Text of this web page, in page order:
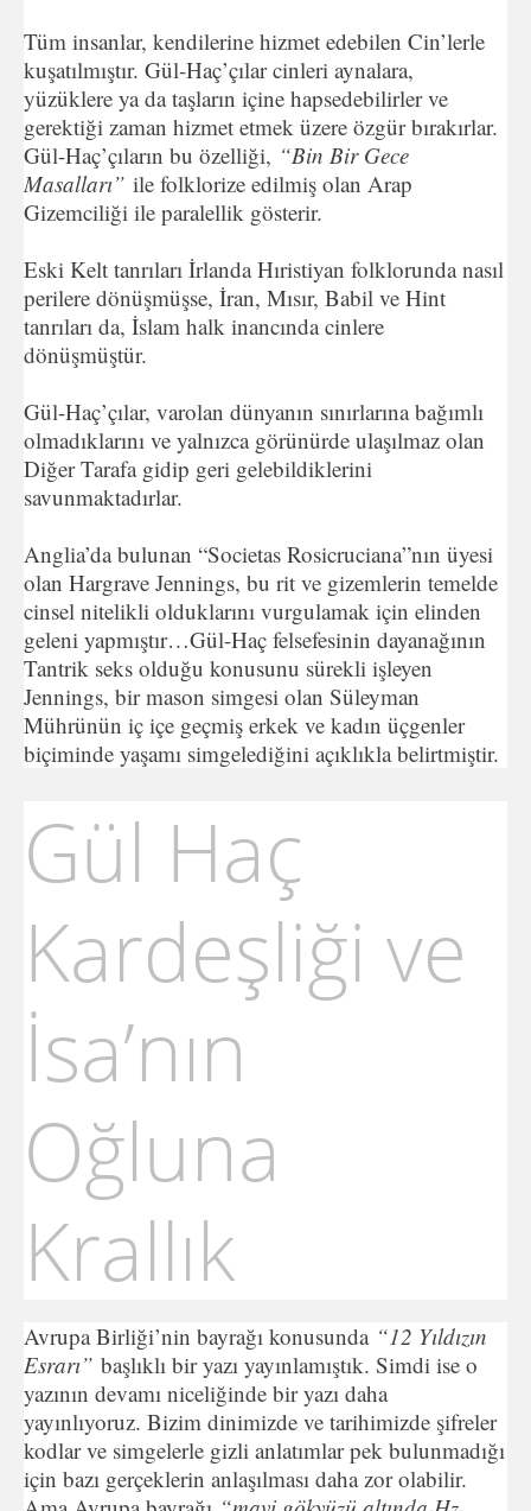
Tüm insanlar, kendilerine hizmet edebilen Cin’lerle
kuşatılmıştır. Gül-Haç’çılar cinleri aynalara,
yüzüklere ya da taşların içine hapsedebilirler ve
gerektiği zaman hizmet etmek üzere özgür bırakırlar.
Gül-Haç’çıların bu özelliği, “Bin Bir Gece
Masalları” ile folklorize edilmiş olan Arap
Gizemciliği ile paralellik gösterir.
Eski Kelt tanrıları İrlanda Hıristiyan folklorunda nasıl
perilere dönüşmüşse, İran, Mısır, Babil ve Hint
tanrıları da, İslam halk inancında cinlere
dönüşmüştür.
Gül-Haç’çılar, varolan dünyanın sınırlarına bağımlı
olmadıklarını ve yalnızca görünürde ulaşılmaz olan
Diğer Tarafa gidip geri gelebildiklerini
savunmaktadırlar.
Anglia’da bulunan “Societas Rosicruciana”nın üyesi
olan Hargrave Jennings, bu rit ve gizemlerin temelde
cinsel nitelikli olduklarını vurgulamak için elinden
geleni yapmıştır…Gül-Haç felsefesinin dayanağının
Tantrik seks olduğu konusunu sürekli işleyen
Jennings, bir mason simgesi olan Süleyman
Mührünün iç içe geçmiş erkek ve kadın üçgenler
biçiminde yaşamı simgelediğini açıklıkla belirtmiştir.
Gül Haç
Kardeşliği ve
İsa’nın
Oğluna
Krallık
Avrupa Birliği’nin bayrağı konusunda “12 Yıldızın
Esrarı” başlıklı bir yazı yayınlamıştık. Simdi ise o
yazının devamı niceliğinde bir yazı daha
yayınlıyoruz. Bizim dinimizde ve tarihimizde şifreler
kodlar ve simgelerle gizli anlatımlar pek bulunmadığı
için bazı gerçeklerin anlaşılması daha zor olabilir.